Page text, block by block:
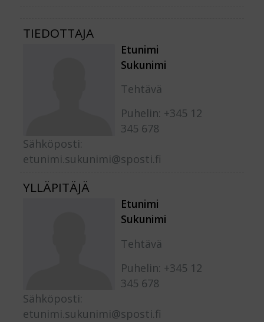
TIEDOTTAJA
Etunimi
Sukunimi
Tehtävä
Puhelin: +345 12
345 678
Sähköposti:
etunimi.sukunimi@sposti.fi
YLLÄPITÄJÄ
Etunimi
Sukunimi
Tehtävä
Puhelin: +345 12
345 678
Sähköposti:
etunimi.sukunimi@sposti.fi